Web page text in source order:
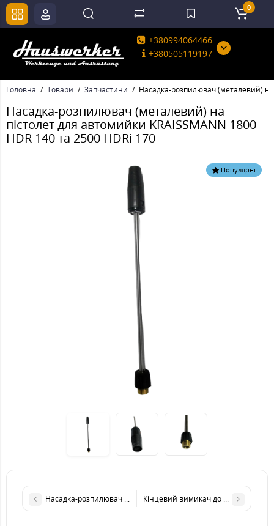
+380994064466
+380505119197
0
Головна Товари Запчастини Насадка-розпилювач (металевий) на
Насадка-розпилювач (металевий) на
пістолет для автомийки KRAISSMANN 1800
HDR 140 та 2500 HDRi 170
Популярні
Насадка-розпилювач для автомийки KATAR USQ 27SG(C)-130B
Кінцевий вимикач до автомийки